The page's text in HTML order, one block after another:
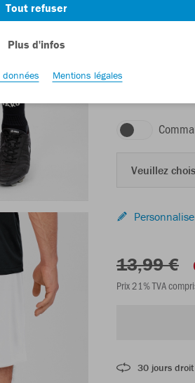
Veuillez
13,99 €
Prix 21% TVA
30 jours
Tout refuser
Plus d'infos
données Mentions légales